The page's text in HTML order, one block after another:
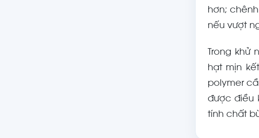
hơn;
nếu vượt
Trong khử
hạt mịn
polymer
được điều
tính chất